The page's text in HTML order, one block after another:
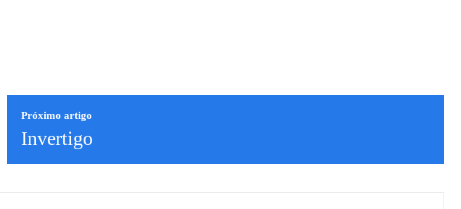
Próximo artigo
Invertigo